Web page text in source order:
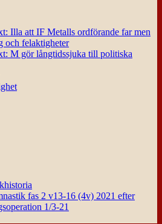
Illa att IF Metalls ordförande far men
och felaktigheter
M gör långtidssjuka till politiska
fas 2 v13-16 (4v) 2021 efter
1/3-21